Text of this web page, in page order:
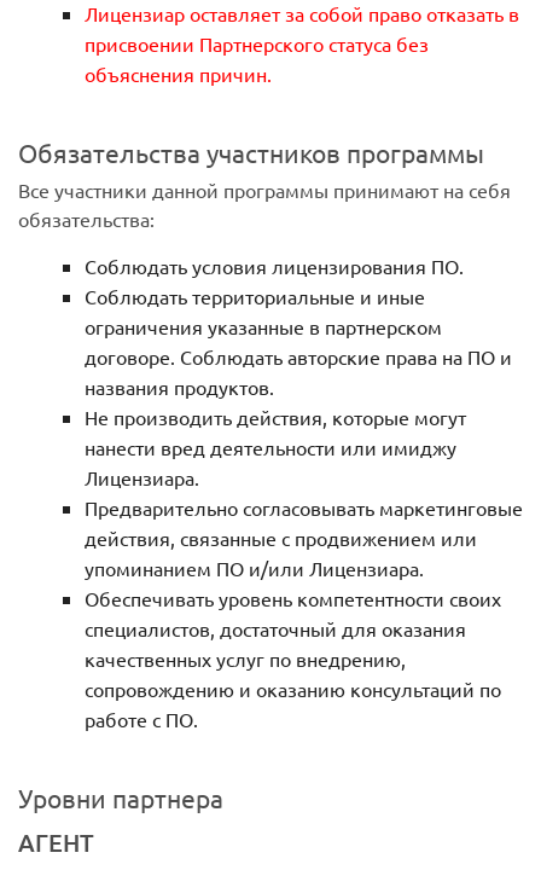
Лицензиар оставляет за собой право отказать в
присвоении Партнерского статуса без
объяснения причин.
Обязательства участников программы
Все участники данной программы принимают на себя
обязательства:
Соблюдать условия лицензирования ПО.
Соблюдать территориальные и иные
ограничения указанные в партнерском
договоре. Соблюдать авторские права на ПО и
названия продуктов.
Не производить действия, которые могут
нанести вред деятельности или имиджу
Лицензиара.
Предварительно согласовывать маркетинговые
действия, связанные с продвижением или
упоминанием ПО и/или Лицензиара.
Обеспечивать уровень компетентности своих
специалистов, достаточный для оказания
качественных услуг по внедрению,
сопровождению и оказанию консультаций по
работе с ПО.
Уровни партнера
АГЕНТ